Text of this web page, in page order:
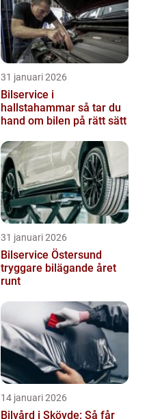
31 januari 2026
Bilservice i
hallstahammar så tar du
hand om bilen på rätt sätt
31 januari 2026
Bilservice Östersund
tryggare bilägande året
runt
14 januari 2026
Bilvård i Skövde: Så får